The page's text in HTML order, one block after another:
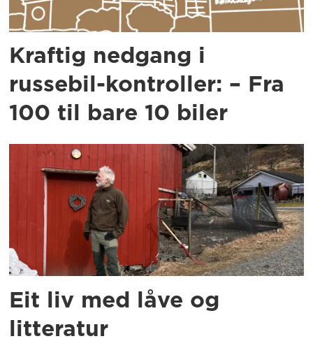
Kraftig nedgang i
russebil-kontroller: – Fra
100 til bare 10 biler
Eit liv med låve og
litteratur